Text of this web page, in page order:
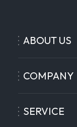
ABOUT US
COMPANY
SERVICE